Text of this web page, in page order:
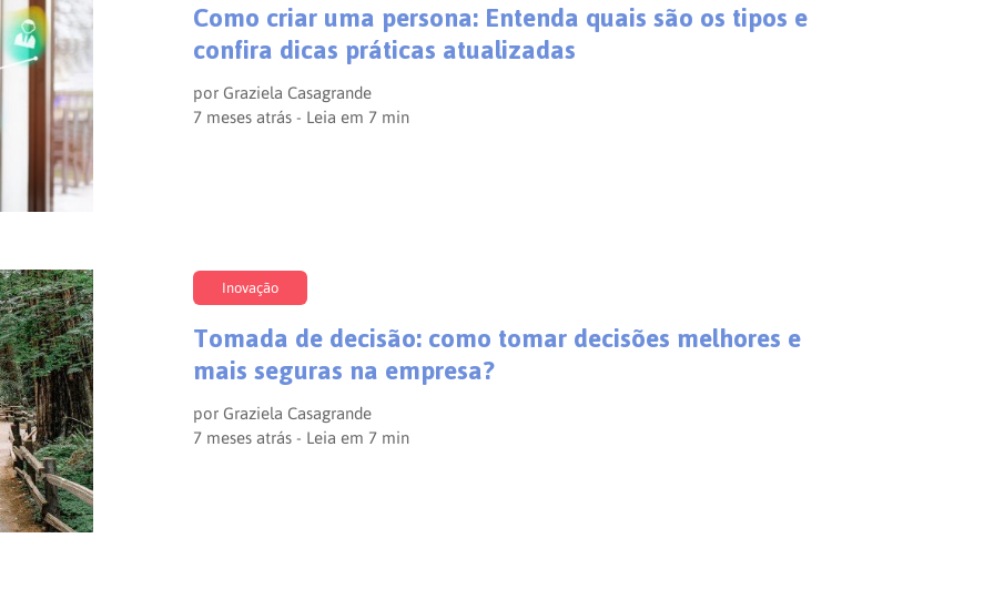
Como criar uma persona: Entenda quais são os tipos e
confira dicas práticas atualizadas
por Graziela Casagrande
7 meses atrás - Leia em 7 min
Inovação
Tomada de decisão: como tomar decisões melhores e
mais seguras na empresa?
por Graziela Casagrande
7 meses atrás - Leia em 7 min